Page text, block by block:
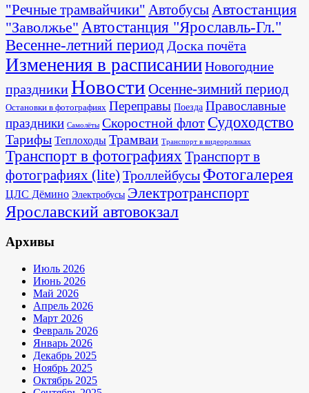
"Речные трамвайчики" АвтобусыАвтостанция
"Заволжье" Автостанция "Ярославль-Гл."
Весенне-летний период Доска почёта
Изменения в расписанииНовогодние
праздникиНовости Осенне-зимний период
Остановки в фотографиях Переправы Поезда Православные
праздники Самолёты Скоростной флот Судоходство
Тарифы Теплоходы Трамваи Транспорт в видеороликах
Транспорт в фотографияхТранспорт в
фотографиях (lite) Троллейбусы Фотогалерея
ЦЛС Дёмино Электробусы Электротранспорт
Ярославский автовокзал
Архивы
Июль 2026
Июнь 2026
Май 2026
Апрель 2026
Март 2026
Февраль 2026
Январь 2026
Декабрь 2025
Ноябрь 2025
Октябрь 2025